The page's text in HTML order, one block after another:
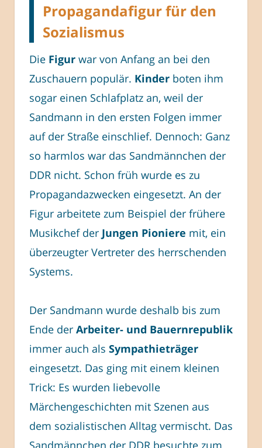
Propagandafigur für den
Sozialismus
Die Figur war von Anfang an bei den
Zuschauern populär. Kinder boten ihm
sogar einen Schlafplatz an, weil der
Sandmann in den ersten Folgen immer
auf der Straße einschlief. Dennoch: Ganz
so harmlos war das Sandmännchen der
DDR nicht. Schon früh wurde es zu
Propagandazwecken eingesetzt. An der
Figur arbeitete zum Beispiel der frühere
Musikchef der Jungen Pioniere mit, ein
überzeugter Vertreter des herrschenden
Systems.
Der Sandmann wurde deshalb bis zum
Ende der Arbeiter- und Bauernrepublik
immer auch als Sympathieträger
eingesetzt. Das ging mit einem kleinen
Trick: Es wurden liebevolle
Märchengeschichten mit Szenen aus
dem sozialistischen Alltag vermischt. Das
Sandmännchen der DDR besuchte zum